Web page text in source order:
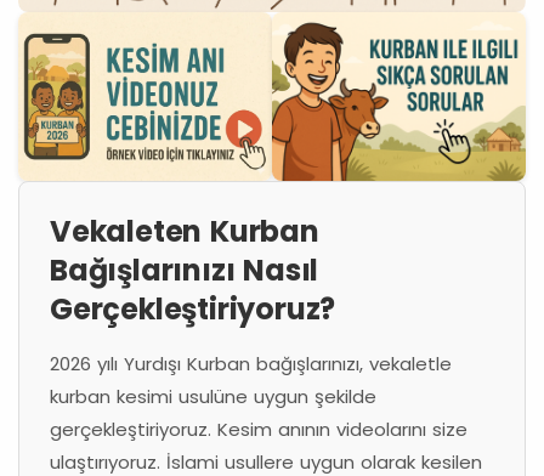
Vekaleten Kurban
Bağışlarınızı Nasıl
Gerçekleştiriyoruz?
2026 yılı Yurdışı Kurban bağışlarınızı, vekaletle
kurban kesimi usulüne uygun şekilde
gerçekleştiriyoruz. Kesim anının videolarını size
ulaştırıyoruz. İslami usullere uygun olarak kesilen